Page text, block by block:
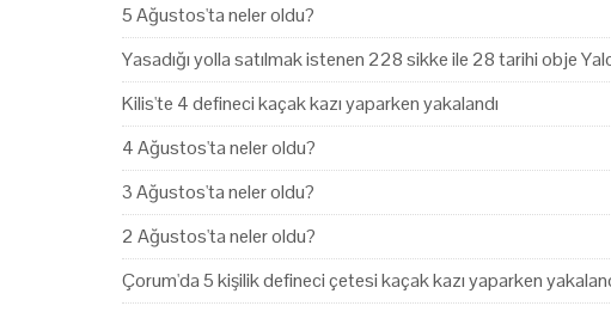
5 Ağustos'ta neler oldu?
Yasadığı yolla satılmak istenen 228 sikke ile 28 tarihi obje
Kilis'te 4 defineci kaçak kazı yaparken yakalandı
4 Ağustos'ta neler oldu?
3 Ağustos'ta neler oldu?
2 Ağustos'ta neler oldu?
Çorum'da 5 kişilik defineci çetesi kaçak kazı yaparken